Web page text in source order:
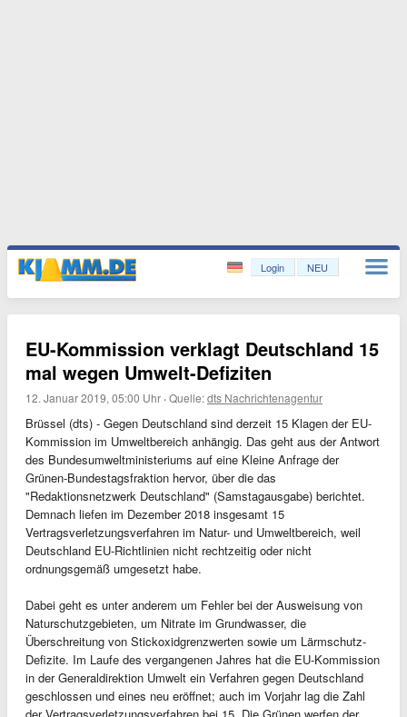
Login NEU
EU-Kommission verklagt Deutschland 15
mal wegen Umwelt-Defiziten
12. Januar 2019, 05:00 Uhr ·Quelle:dts Nachrichtenagentur
Brüssel (dts) - Gegen Deutschland sind derzeit 15 Klagen der EU-
Kommission im Umweltbereich anhängig. Das geht aus der Antwort
des Bundesumweltministeriums auf eine Kleine Anfrage der
Grünen-Bundestagsfraktion hervor, über die das
"Redaktionsnetzwerk Deutschland" (Samstagausgabe) berichtet.
Demnach liefen im Dezember 2018 insgesamt 15
Vertragsverletzungsverfahren im Natur- und Umweltbereich, weil
Deutschland EU-Richtlinien nicht rechtzeitig oder nicht
ordnungsgemäß umgesetzt habe.
Dabei geht es unter anderem um Fehler bei der Ausweisung von
Naturschutzgebieten, um Nitrate im Grundwasser, die
Überschreitung von Stickoxidgrenzwerten sowie um Lärmschutz-
Defizite. Im Laufe des vergangenen Jahres hat die EU-Kommission
in der Generaldirektion Umwelt ein Verfahren gegen Deutschland
geschlossen und eines neu eröffnet; auch im Vorjahr lag die Zahl